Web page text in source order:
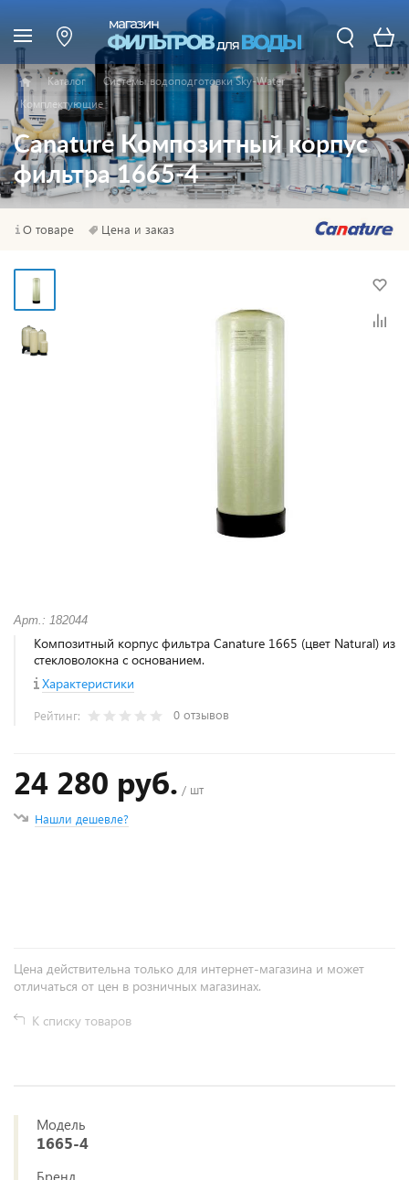
Каталог
Системы водоподготовки Sky-Water
Комплектующие
Canature Композитный корпус
фильтра 1665-4
О товаре Цена и заказ
Арт.: 182044
Композитный корпус фильтра Canature 1665 (цвет Natural) из
стекловолокна с основанием.
Характеристики
Рейтинг: 0 отзывов
24 280 руб. / шт
Нашли дешевле?
Цена действительна только для интернет-магазина и может
отличаться от цен в розничных магазинах.
К списку товаров
Модель
1665-4
Бренд